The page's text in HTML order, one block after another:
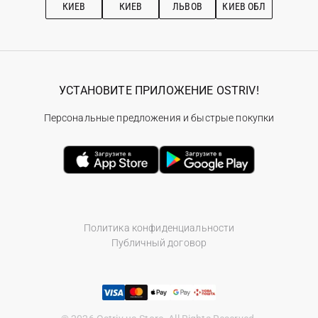
КИЕВ КИЕВ ЛЬВОВ КИЕВ ОБЛ
Политика конфиденциальности
Публичный договор
УСТАНОВИТЕ ПРИЛОЖЕНИЕ OSTRIV!
Персональные предложения и быстрые покупки